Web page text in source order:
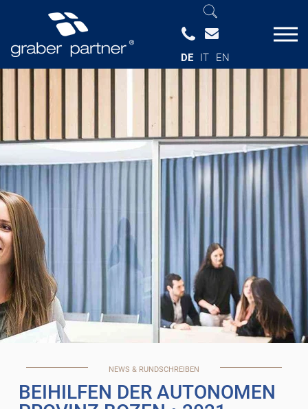
DE IT EN
NEWS & RUNDSCHREIBEN
BEIHILFEN DER AUTONOMEN